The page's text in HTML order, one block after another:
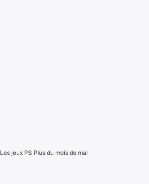
Les jeux PS Plus du mois de mai